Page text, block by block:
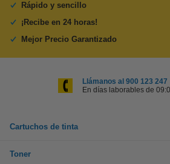
Rápido y sencillo
¡Recibe en 24 horas!
Mejor Precio Garantizado
Llámanos al 900 123 247
En días laborables de
Cartuchos de tinta
Toner